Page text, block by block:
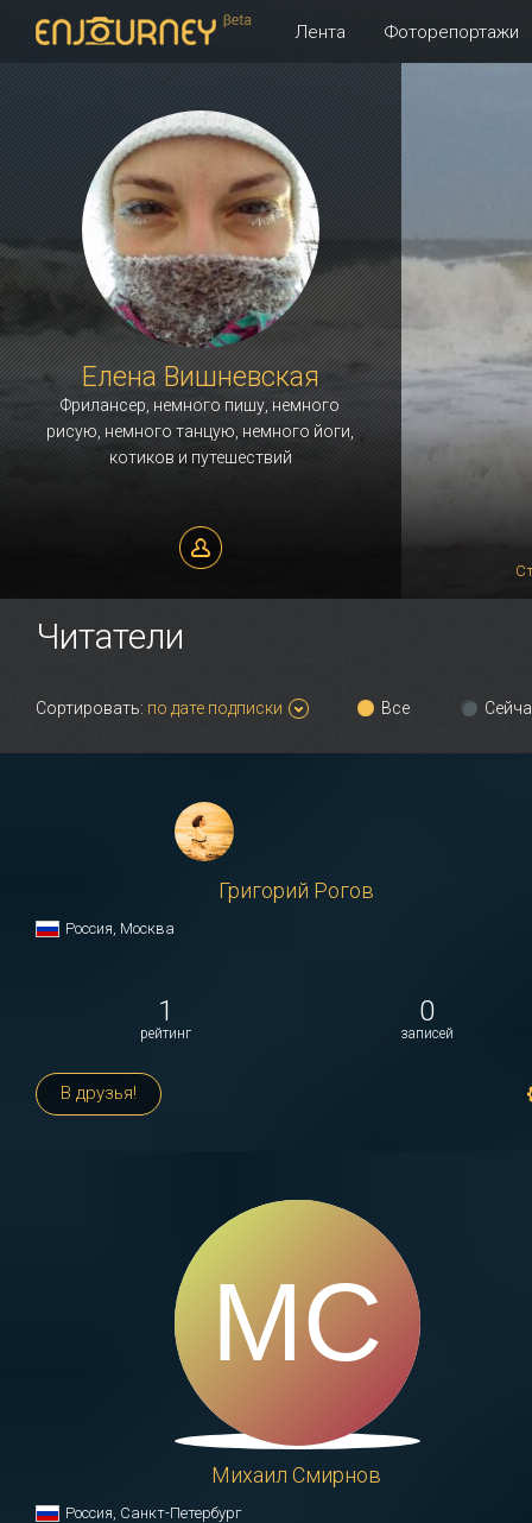
Лента Фоторепортажи
Елена Вишневская
Фрилансер, немного пишу, немного
рисую, немного танцую, немного йоги,
котиков и путешествий
Елена Вишневская
Читатели
Сортировать: по дате подписки Все
Григорий Рогов
Россия, Москва
1
рейтинг
0
записей
В друзья!
Михаил Смирнов
Россия, Санкт-Петербург